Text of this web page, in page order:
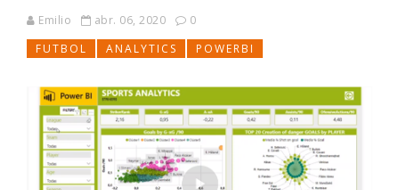
Emilio abr. 06, 2020
0
FUTBOL
ANALYTICS POWERBI